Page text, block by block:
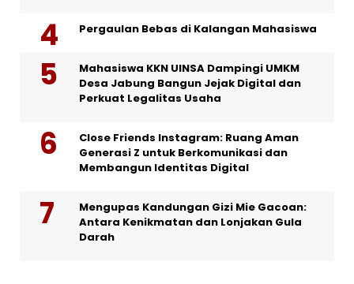
Pergaulan Bebas di Kalangan Mahasiswa
Mahasiswa KKN UINSA Dampingi UMKM
Desa Jabung Bangun Jejak Digital dan
Perkuat Legalitas Usaha
Close Friends Instagram: Ruang Aman
Generasi Z untuk Berkomunikasi dan
Membangun Identitas Digital
Mengupas Kandungan Gizi Mie Gacoan:
Antara Kenikmatan dan Lonjakan Gula
Darah